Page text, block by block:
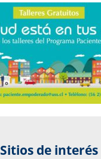
Sitios de interés